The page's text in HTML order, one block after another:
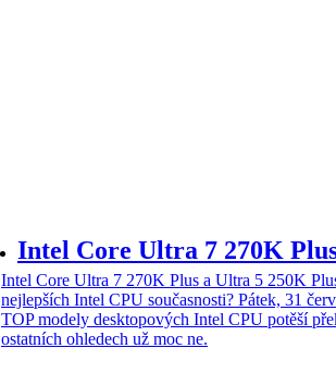
Intel Core Ultra 7 270K
Intel Core Ultra 7 270K Plus a Ultra 5 250K
nejlepších Intel CPU současnosti? Pátek, 31
TOP modely desktopových Intel CPU potěší
ostatních ohledech už moc ne.